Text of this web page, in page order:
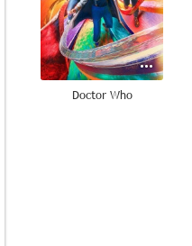
Doctor Who